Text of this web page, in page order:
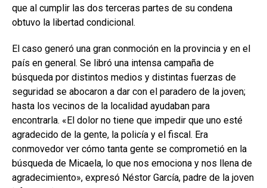
que al cumplir las dos terceras partes de su condena
obtuvo la libertad condicional.
El caso generó una gran conmoción en la provincia y en el
país en general. Se libró una intensa campaña de
búsqueda por distintos medios y distintas fuerzas de
seguridad se abocaron a dar con el paradero de la joven;
hasta los vecinos de la localidad ayudaban para
encontrarla. «El dolor no tiene que impedir que uno esté
agradecido de la gente, la policía y el fiscal. Era
conmovedor ver cómo tanta gente se comprometió en la
búsqueda de Micaela, lo que nos emociona y nos llena de
agradecimiento», expresó Néstor García, padre de la joven